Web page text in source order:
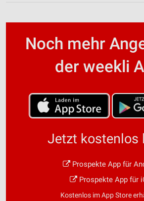
Noch mehr
der weekli
Jetzt kostenlos
Prospekte App für
Prospekte App für
Kostenlos im App Store